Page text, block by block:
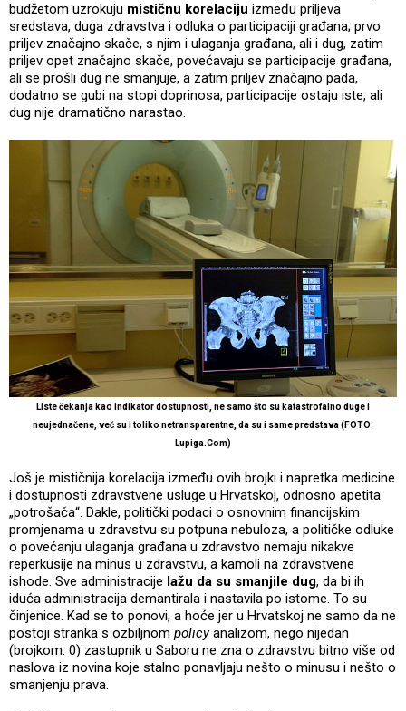
budžetom uzrokuju mističnu korelaciju između priljeva
sredstava, duga zdravstva i odluka o participaciji građana; prvo
priljev značajno skače, s njim i ulaganja građana, ali i dug, zatim
priljev opet značajno skače, povećavaju se participacije građana,
ali se prošli dug ne smanjuje, a zatim priljev značajno pada,
dodatno se gubi na stopi doprinosa, participacije ostaju iste, ali
dug nije dramatično narastao.
Liste čekanja kao indikator dostupnosti, ne samo što su katastrofalno duge i
neujednačene, već su i toliko netransparentne, da su i same predstava (FOTO:
Lupiga.Com)
Još je mističnija korelacija između ovih brojki i napretka medicine
i dostupnosti zdravstvene usluge u Hrvatskoj, odnosno apetita
„potrošača“. Dakle, politički podaci o osnovnim financijskim
promjenama u zdravstvu su potpuna nebuloza, a političke odluke
o povećanju ulaganja građana u zdravstvo nemaju nikakve
reperkusije na minus u zdravstvu, a kamoli na zdravstvene
ishode. Sve administracije lažu da su smanjile dug, da bi ih
iduća administracija demantirala i nastavila po istome. To su
činjenice. Kad se to ponovi, a hoće jer u Hrvatskoj ne samo da ne
postoji stranka s ozbiljnom policyanalizom, nego nijedan
(brojkom: 0) zastupnik u Saboru ne zna o zdravstvu bitno više od
naslova iz novina koje stalno ponavljaju nešto o minusu i nešto o
smanjenju prava.